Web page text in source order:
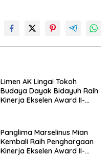
Limen AK Lingai Tokoh
Budaya Dayak Bidayuh Raih
Kinerja Ekselen Award II-
Panglima Marselinus Mian
Kembali Raih Penghargaan
Kinerja Ekselen Award II-